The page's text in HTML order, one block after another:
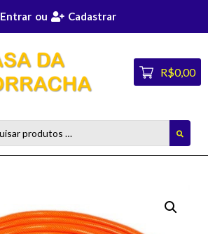
Entrar ou Cadastrar
R$0,00